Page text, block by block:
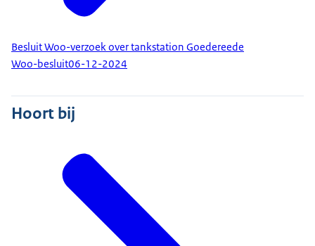
Besluit Woo-verzoek over tankstation Goedereede
Woo-besluit06-12-2024
Hoort bij